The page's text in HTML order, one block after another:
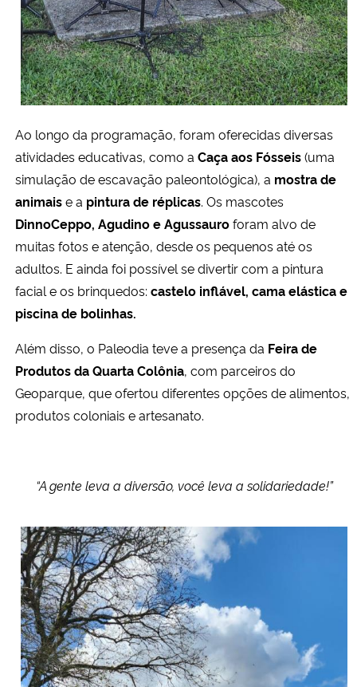
Ao longo da programação, foram oferecidas diversas
atividades educativas, como a Caça aos Fósseis(uma
simulação de escavação paleontológica), a mostra de
animaise a pintura de réplicas. Os mascotes
DinnoCeppo, Agudino e Agussauroforam alvo de
muitas fotos e atenção, desde os pequenos até os
adultos. E ainda foi possível se divertir com a pintura
facial e os brinquedos: castelo inflável, cama elástica e
piscina de bolinhas.
Além disso, o Paleodia teve a presença da Feira de
Produtos da Quarta Colônia, com parceiros do
Geoparque, que ofertou diferentes opções de alimentos,
produtos coloniais e artesanato.
“A gente leva a diversão, você leva a solidariedade!”